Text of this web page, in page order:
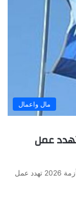
مال واعمال
الأمم المتحدة: أزمة 2026 تهدد عمل
ملخص الخبر:عاجل | الأمم المتحدة: أزمة 2026 تهدد عمل